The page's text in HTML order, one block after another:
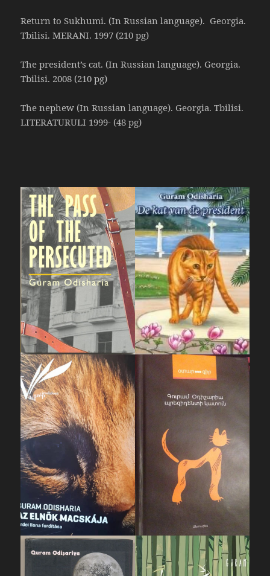
Return to Sukhumi. (In Russian language). Georgia.
Tbilisi. MERANI. 1997 (210 pg)
The president’s cat. (In Russian language). Georgia.
Tbilisi. 2008 (210 pg)
The nephew (In Russian language). Georgia. Tbilisi.
LITERATURULI 1999- (48 pg)